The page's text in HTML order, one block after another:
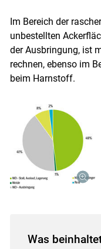
Im Bereich der
unbestellten
der Ausbringung, ist
rechnen, ebenso im
beim Harnstoff.
Was